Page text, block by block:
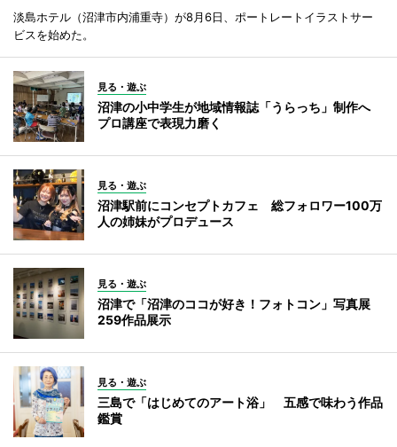
淡島ホテル（沼津市内浦重寺）が8月6日、ポートレートイラストサー
ビスを始めた。
見る・遊ぶ
沼津の小中学生が地域情報誌「うらっち」制作へ
プロ講座で表現力磨く
見る・遊ぶ
沼津駅前にコンセプトカフェ 総フォロワー100万
人の姉妹がプロデュース
見る・遊ぶ
沼津で「沼津のココが好き！フォトコン」写真展
259作品展示
見る・遊ぶ
三島で「はじめてのアート浴」 五感で味わう作品
鑑賞